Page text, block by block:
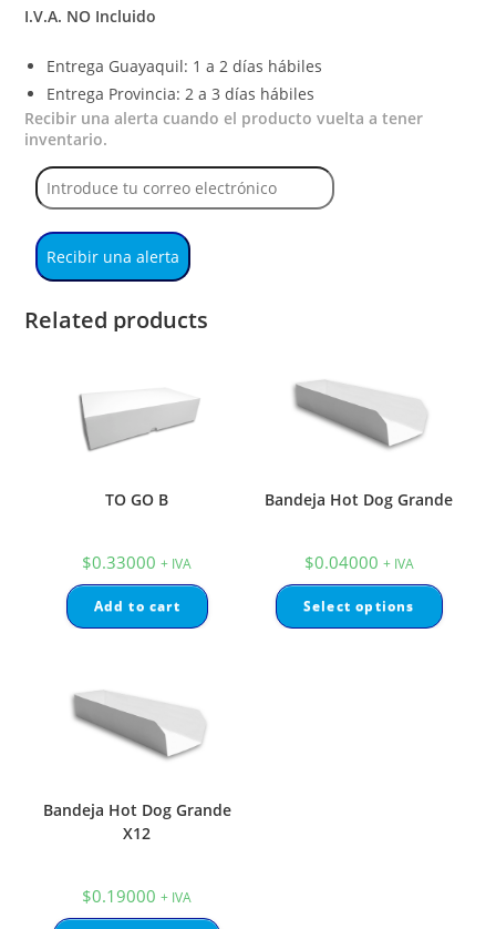
I.V.A. NO Incluido
Entrega Guayaquil: 1 a 2 días hábiles
Entrega Provincia: 2 a 3 días hábiles
Recibir una alerta cuando el producto vuelta a tener
inventario.
Recibir una alerta
Related products
TO GO B
$0.33000 + IVA
Add to cart
Bandeja Hot Dog Grande
$0.04000 + IVA
Select options
Bandeja Hot Dog Grande
X12
$0.19000 + IVA